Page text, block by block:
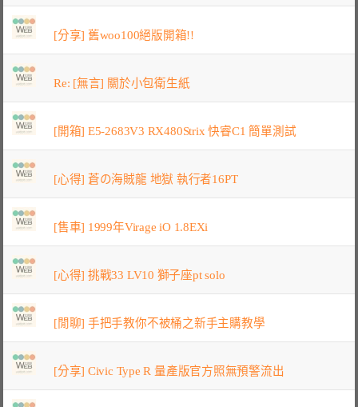
[分享] 舊woo100絕版開箱!!
Re: [無言] 關於小包衛生紙
[開箱] E5-2683V3 RX480Strix 快睿C1 簡單測試
[心得] 蒼の海賊龍 地獄 執行者16PT
[售車] 1999年Virage iO 1.8EXi
[心得] 挑戰33 LV10 獅子座pt solo
[閒聊] 手把手教你不被桶之新手主購教學
[分享] Civic Type R 量產版官方照無預警流出